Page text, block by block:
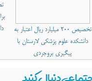
تخصیص ۲۰۰ میلیارد ریال اعتبار به
دانشکده علوم پزشکی لارستان با
پیگیری بروجردی